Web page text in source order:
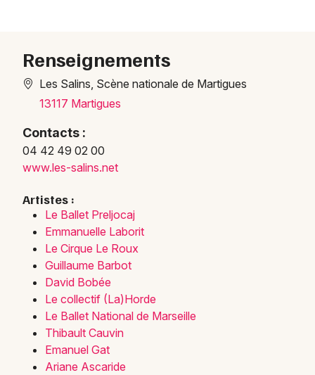
Renseignements
Les Salins, Scène nationale de Martigues
13117 Martigues
Contacts :
04 42 49 02 00
www.les-salins.net
Artistes :
Le Ballet Preljocaj
Emmanuelle Laborit
Le Cirque Le Roux
Guillaume Barbot
David Bobée
Le collectif (La)Horde
Le Ballet National de Marseille
Thibault Cauvin
Emanuel Gat
Ariane Ascaride